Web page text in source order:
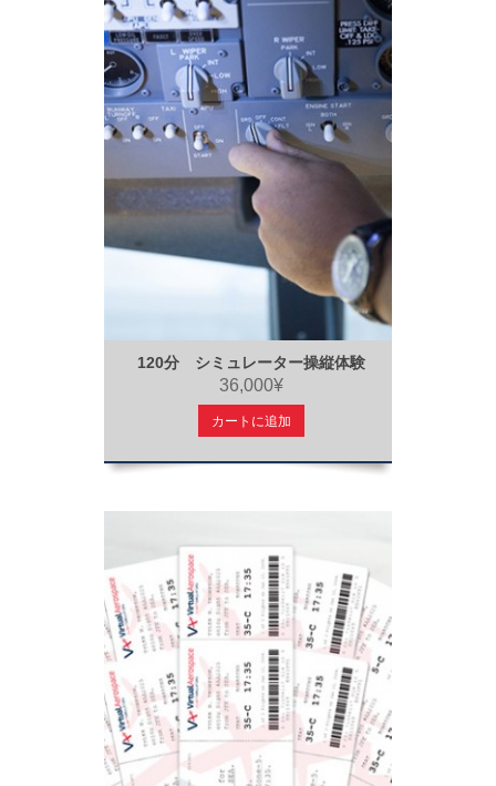
120分 シミュレーター操縦体験
36,000¥
カートに追加